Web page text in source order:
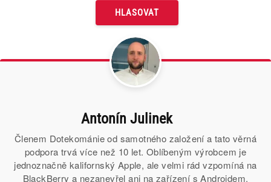
Antonín Julinek
Členem Dotekománie od samotného založení a tato věrná
podpora trvá více než 10 let. Oblíbeným výrobcem je
jednoznačně kalifornský Apple, ale velmi rád vzpomíná na
BlackBerry a nezanevřel ani na zařízení s Androidem.